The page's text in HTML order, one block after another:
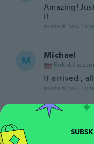
Amazing!
it
około 6 roku
M Michael
Rok
It arrived ,
około 6 roku
SAM
około 6 roku